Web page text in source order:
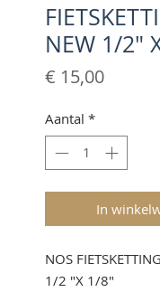
NEW 1/2"
€ 15,00Prijs
Aantal *
In
NOS
1/2 "X 1/8"